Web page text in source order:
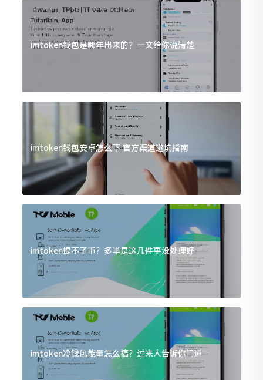
imtoken钱包是哪年出来的？一文给你说清楚
imtoken钱包安卓怎么下 官方渠道避坑指南
imtoken提不了币？多半是这几件事没处理好
imtoken冷钱包能量怎么搞？过来人告诉你门道